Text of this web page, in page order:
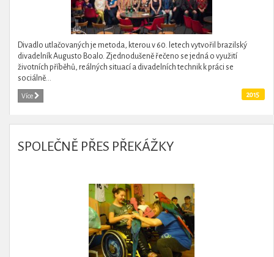
Divadlo utlačovaných je metoda, kterou v 60. letech vytvořil brazilský
divadelník Augusto Boalo. Zjednodušeně řečeno se jedná o využití
životních příběhů, reálných situací a divadelních technik k práci se
sociálně...
Více 2015
SPOLEČNĚ PŘES PŘEKÁŽKY